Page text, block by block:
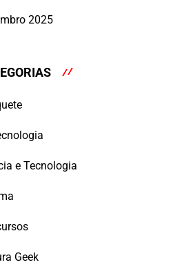
2025
e Tecnologia
Geek